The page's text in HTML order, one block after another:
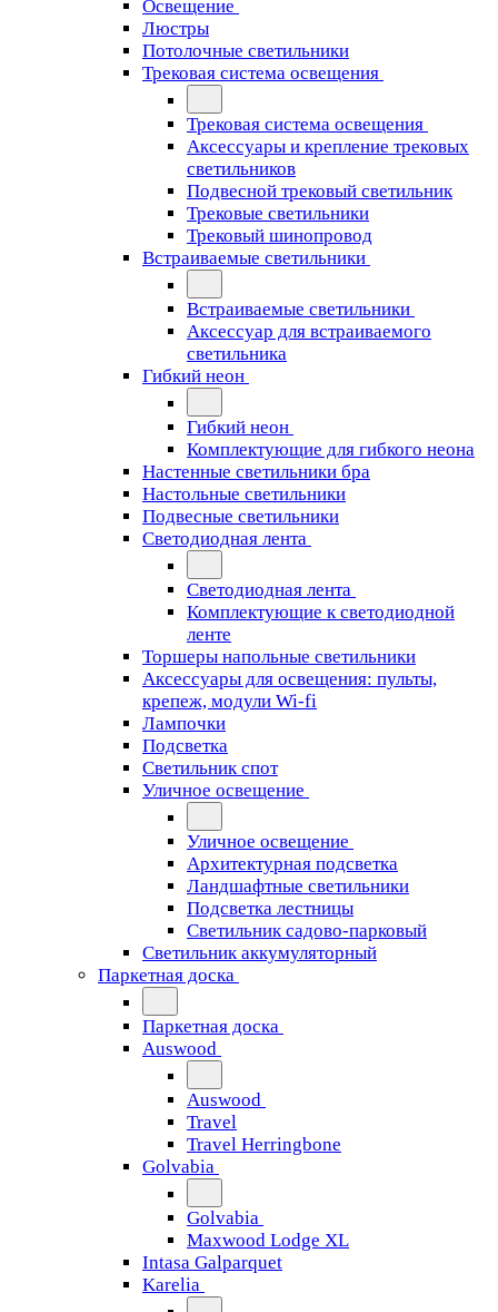
Освещение
Люстры
Потолочные светильники
Трековая система освещения
Трековая система освещения
Аксессуары и крепление трековых
светильников
Подвесной трековый светильник
Трековые светильники
Трековый шинопровод
Встраиваемые светильники
Встраиваемые светильники
Аксессуар для встраиваемого
светильника
Гибкий неон
Гибкий неон
Комплектующие для гибкого неона
Настенные светильники бра
Настольные светильники
Подвесные светильники
Светодиодная лента
Светодиодная лента
Комплектующие к светодиодной
ленте
Торшеры напольные светильники
Аксессуары для освещения: пульты,
крепеж, модули Wi-fi
Лампочки
Подсветка
Светильник спот
Уличное освещение
Уличное освещение
Архитектурная подсветка
Ландшафтные светильники
Подсветка лестницы
Светильник садово-парковый
Светильник аккумуляторный
Паркетная доска
Паркетная доска
Auswood
Auswood
Travel
Travel Herringbone
Golvabia
Golvabia
Maxwood Lodge XL
Intasa Galparquet
Karelia